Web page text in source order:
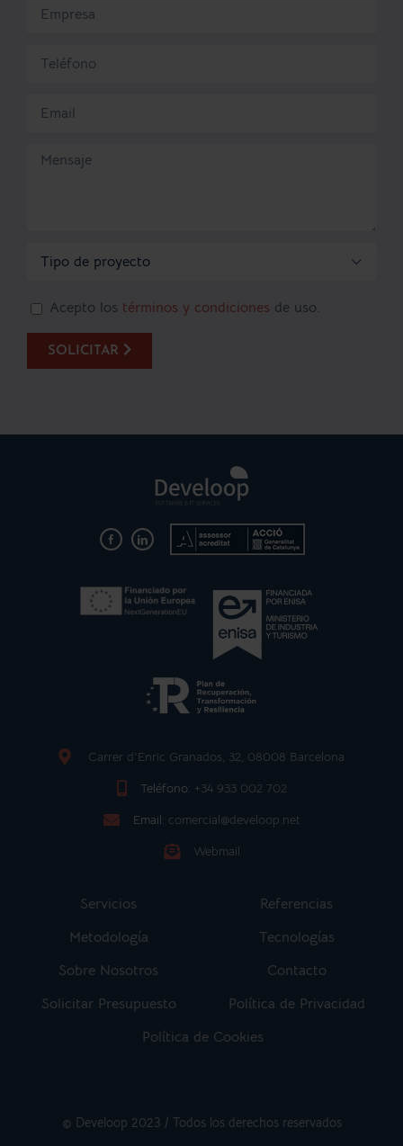

Acepto los términos y condiciones de uso.
SOLICITAR
Carrer d'Enric Granados, 32, 08008 Barcelona
Teléfono: +34 933 002 702
Email: comercial@develoop.net
Webmail
Servicios
Referencias
Metodología
Tecnologías
Sobre Nosotros
Contacto
Solicitar Presupuesto
Política de Privacidad
Política de Cookies
© Develoop 2023 / Todos los derechos reservados